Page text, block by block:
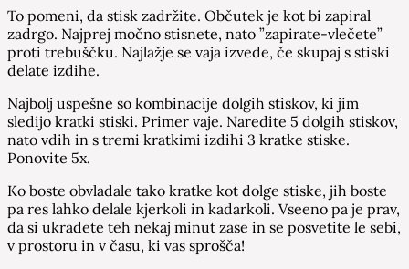
To pomeni, da stisk zadržite. Občutek je kot bi zapiral
zadrgo. Najprej močno stisnete, nato ”zapirate-vlečete”
proti trebuščku. Najlažje se vaja izvede, če skupaj s stiski
delate izdihe.
Najbolj uspešne so kombinacije dolgih stiskov, ki jim
sledijo kratki stiski. Primer vaje. Naredite 5 dolgih stiskov,
nato vdih in s tremi kratkimi izdihi 3 kratke stiske.
Ponovite 5x.
Ko boste obvladale tako kratke kot dolge stiske, jih boste
pa res lahko delale kjerkoli in kadarkoli. Vseeno pa je prav,
da si ukradete teh nekaj minut zase in se posvetite le sebi,
v prostoru in v času, ki vas sprošča!